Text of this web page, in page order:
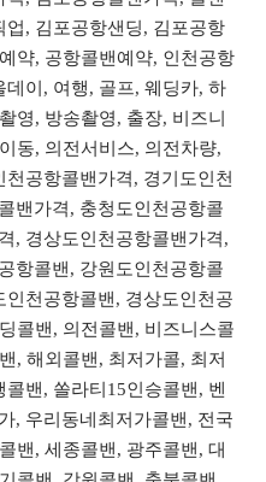
, 김포공항샌딩, 김포공항
약, 공항콜밴예약, 인천공항
이, 여행, 골프, 웨딩카, 하
영, 방송촬영, 출장, 비즈니
동, 의전서비스, 의전차량,
공항콜밴가격, 경기도인천
밴가격, 충청도인천공항콜
, 경상도인천공항콜밴가격,
항콜밴, 강원도인천공항콜
천공항콜밴, 경상도인천공
콜밴, 의전콜밴, 비즈니스콜
, 해외콜밴, 최저가콜, 최저
밴, 쏠라티15인승콜밴, 벤
, 우리동네최저가콜밴, 전국
밴, 세종콜밴, 광주콜밴, 대